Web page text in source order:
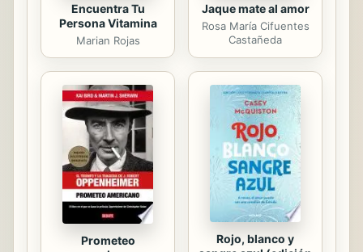
Encuentra Tu
Persona Vitamina
Marian Rojas
Jaque mate al amor
Rosa María Cifuentes
Castañeda
Prometeo
Rojo, blanco y